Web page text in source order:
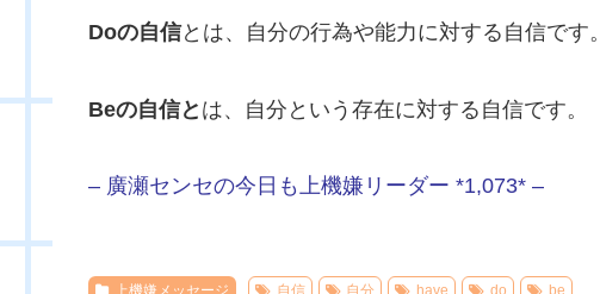
Doの自信とは、自分の行為や能力に対する自信です。
Beの自信と は、自分という存在に対する自信です。
– 廣瀬センセの今日も上機嫌リーダー *1,073* –
上機嫌メッセージ 自信 自分 have do be